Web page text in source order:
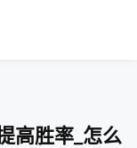
高胜率_怎么